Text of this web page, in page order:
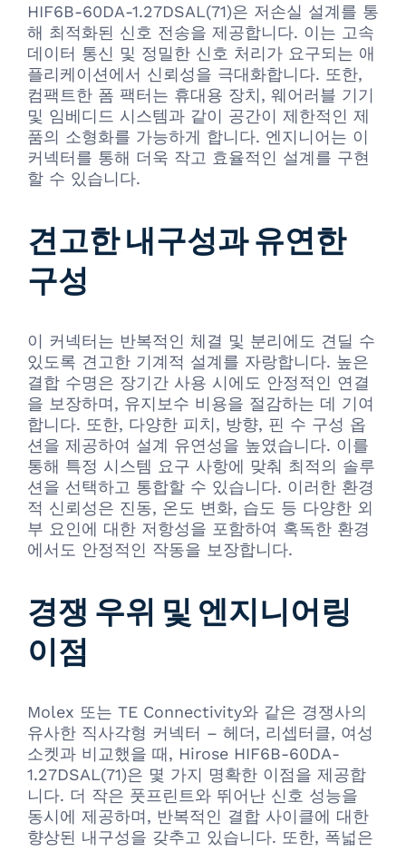
HIF6B-60DA-1.27DSAL(71)은 저손실 설계를 통
해 최적화된 신호 전송을 제공합니다. 이는 고속
데이터 통신 및 정밀한 신호 처리가 요구되는 애
플리케이션에서 신뢰성을 극대화합니다. 또한,
컴팩트한 폼 팩터는 휴대용 장치, 웨어러블 기기
및 임베디드 시스템과 같이 공간이 제한적인 제
품의 소형화를 가능하게 합니다. 엔지니어는 이
커넥터를 통해 더욱 작고 효율적인 설계를 구현
할 수 있습니다.
견고한 내구성과 유연한
구성
이 커넥터는 반복적인 체결 및 분리에도 견딜 수
있도록 견고한 기계적 설계를 자랑합니다. 높은
결합 수명은 장기간 사용 시에도 안정적인 연결
을 보장하며, 유지보수 비용을 절감하는 데 기여
합니다. 또한, 다양한 피치, 방향, 핀 수 구성 옵
션을 제공하여 설계 유연성을 높였습니다. 이를
통해 특정 시스템 요구 사항에 맞춰 최적의 솔루
션을 선택하고 통합할 수 있습니다. 이러한 환경
적 신뢰성은 진동, 온도 변화, 습도 등 다양한 외
부 요인에 대한 저항성을 포함하여 혹독한 환경
에서도 안정적인 작동을 보장합니다.
경쟁 우위 및 엔지니어링
이점
Molex 또는 TE Connectivity와 같은 경쟁사의
유사한 직사각형 커넥터 – 헤더, 리셉터클, 여성
소켓과 비교했을 때, Hirose HIF6B-60DA-
1.27DSAL(71)은 몇 가지 명확한 이점을 제공합
니다. 더 작은 풋프린트와 뛰어난 신호 성능을
동시에 제공하며, 반복적인 결합 사이클에 대한
향상된 내구성을 갖추고 있습니다. 또한, 폭넓은